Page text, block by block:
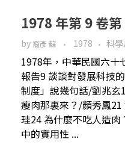
1978 年第 9 卷
by 裔彥 蘇 1978 科
1978年，中華民國六十
報告9 談談對發展科技
制度」說幾句話/劉兆
瘦肉那裏來？/顏秀鳳
珪24 為什麼不吃人造
中的實用性 ...